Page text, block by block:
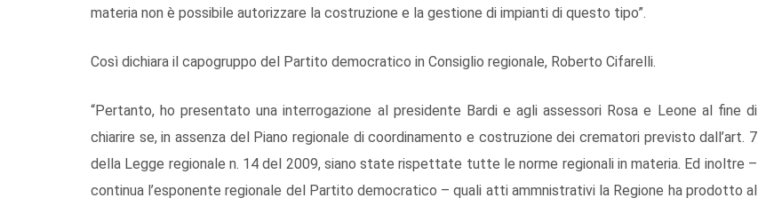
materia non è possibile autorizzare la costruzione e la gestione di impianti di questo tipo”.
Così dichiara il capogruppo del Partito democratico in Consiglio regionale, Roberto Cifarelli.
“Pertanto, ho presentato una interrogazione al presidente Bardi e agli assessori Rosa e Leone al fine di
chiarire se, in assenza del Piano regionale di coordinamento e costruzione dei crematori previsto dall’art. 7
della Legge regionale n. 14 del 2009, siano state rispettate tutte le norme regionali in materia. Ed inoltre –
continua l’esponente regionale del Partito democratico – quali atti ammnistrativi la Regione ha prodotto al